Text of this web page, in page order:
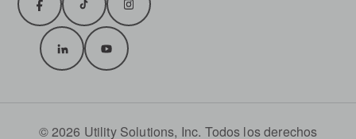
© 2026 Utility Solutions, Inc. Todos los derechos